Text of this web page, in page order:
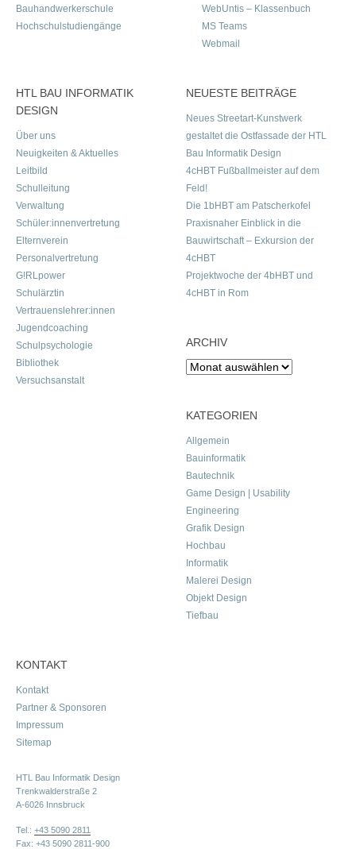
Bauhandwerkerschule
Hochschulstudiengänge
WebUntis – Klassenbuch
MS Teams
Webmail
HTL BAU INFORMATIK
DESIGN
Über uns
Neuigkeiten & Aktuelles
Leitbild
Schulleitung
Verwaltung
Schüler:innenvertretung
Elternverein
Personalvertretung
G!RLpower
Schulärztin
Vertrauenslehrer:innen
Jugendcoaching
Schulpsychologie
Bibliothek
Versuchsanstalt
NEUESTE BEITRÄGE
Neues Streetart-Kunstwerk
gestaltet die Ostfassade der HTL
Bau Informatik Design
4cHBT Fußballmeister auf dem
Feld!
Die 1bHBT am Patscherkofel
Praxisnaher Einblick in die
Bauwirtschaft – Exkursion der
4cHBT
Projektwoche der 4bHBT und
4cHBT in Rom
ARCHIV
Archiv
KATEGORIEN
Allgemein
Bauinformatik
Bautechnik
Game Design | Usability
Engineering
Grafik Design
Hochbau
Informatik
Malerei Design
Objekt Design
Tiefbau
KONTAKT
Kontakt
Partner & Sponsoren
Impressum
Sitemap
HTL Bau Informatik Design
Trenkwalderstraße 2
A-6026 Innsbruck
Tel.: +43 5090 2811
Fax: +43 5090 2811-900